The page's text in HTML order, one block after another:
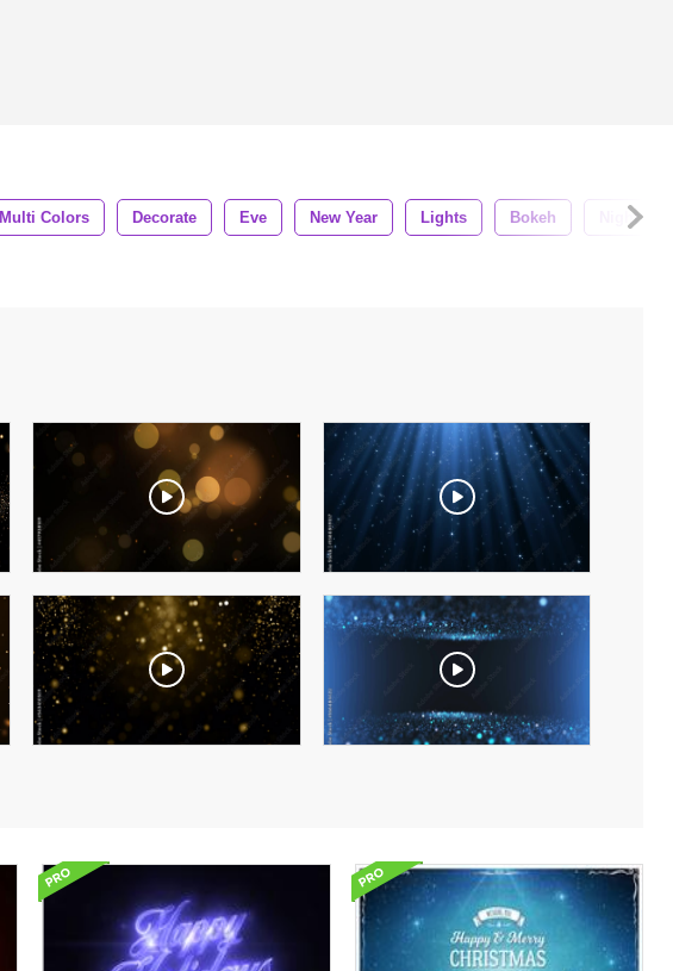
Multi Colors Decorate Eve New Year Lights Bokeh Night